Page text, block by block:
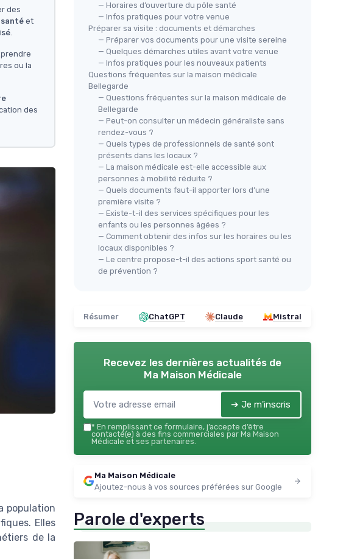
des
santé et
.
ou la
des
population
Elles
de la
— Horaires d’ouverture du pôle santé
— Infos pratiques pour votre venue
Préparer sa visite : documents et démarches
— Préparer vos documents pour une visite sereine
— Quelques démarches utiles avant votre venue
— Infos pratiques pour les nouveaux patients
Questions fréquentes sur la maison médicale
Bellegarde
— Questions fréquentes sur la maison médicale de
Bellegarde
— Peut-on consulter un médecin généraliste sans
rendez-vous ?
— Quels types de professionnels de santé sont
présents dans les locaux ?
— La maison médicale est-elle accessible aux
personnes à mobilité réduite ?
— Quels documents faut-il apporter lors d’une
première visite ?
— Existe-t-il des services spécifiques pour les
enfants ou les personnes âgées ?
— Comment obtenir des infos sur les horaires ou les
locaux disponibles ?
— Le centre propose-t-il des actions sport santé ou
de prévention ?
Résumer ChatGPT Claude Mistral
Recevez les dernières actualités de
Ma Maison Médicale
➔ Je m'inscris
* En remplissant ce formulaire, j’accepte d’être
contacté(e) à des fins commerciales par Ma Maison
Médicale et ses partenaires.
Ma Maison Médicale
Ajoutez-nous à vos sources préférées sur Google
Parole d'experts